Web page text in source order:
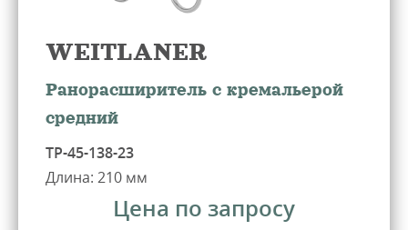
WEITLANER
Ранорасширитель с кремальерой
средний
ТР-45-138-23
Длина: 210 мм
Цена по запросу